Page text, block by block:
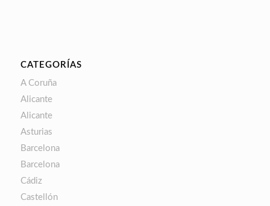
CATEGORÍAS
A Coruña
Alicante
Alicante
Asturias
Barcelona
Barcelona
Cádiz
Castellón